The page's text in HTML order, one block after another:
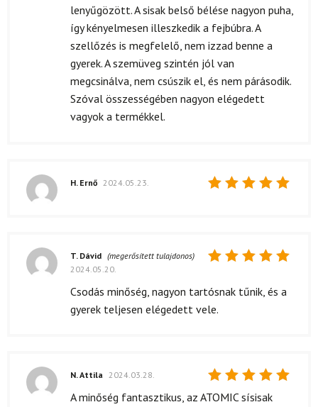
lenyűgözött. A sisak belső bélése nagyon puha,
így kényelmesen illeszkedik a fejbúbra. A
szellőzés is megfelelő, nem izzad benne a
gyerek. A szemüveg szintén jól van
megcsinálva, nem csúszik el, és nem párásodik.
Szóval összességében nagyon elégedett
vagyok a termékkel.
H. Ernő 2024.05.23.
5/ 5
T. Dávid (megerősített tulajdonos)
2024.05.20.
Csodás minőség, nagyon tartósnak tűnik, és a
gyerek teljesen elégedett vele.
Értékelés:
N. Attila 2024.03.28.
A minőség fantasztikus, az ATOMIC sísisak